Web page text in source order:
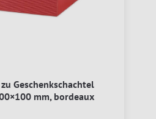
Geschenkschachtel
mm, bordeaux